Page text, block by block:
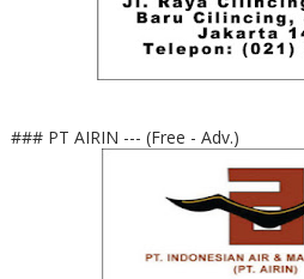
### PT AIRIN --- (Free - Adv.)